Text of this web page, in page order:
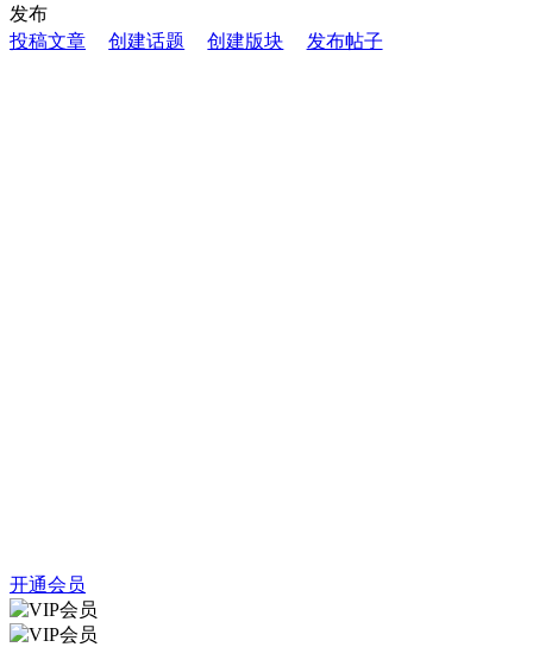
发布
投稿文章
创建话题 创建版块 发布帖子
开通会员